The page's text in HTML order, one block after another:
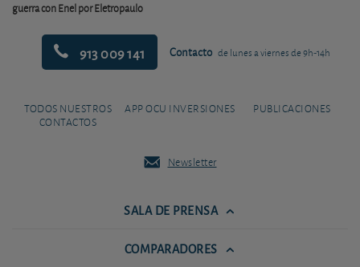
guerra con Enel por Eletropaulo
913 009 141 Contacto de lunes a viernes de 9h-14h
TODOS NUESTROS
CONTACTOS
APP OCU INVERSIONES PUBLICACIONES
Newsletter
SALA DE PRENSA
COMPARADORES